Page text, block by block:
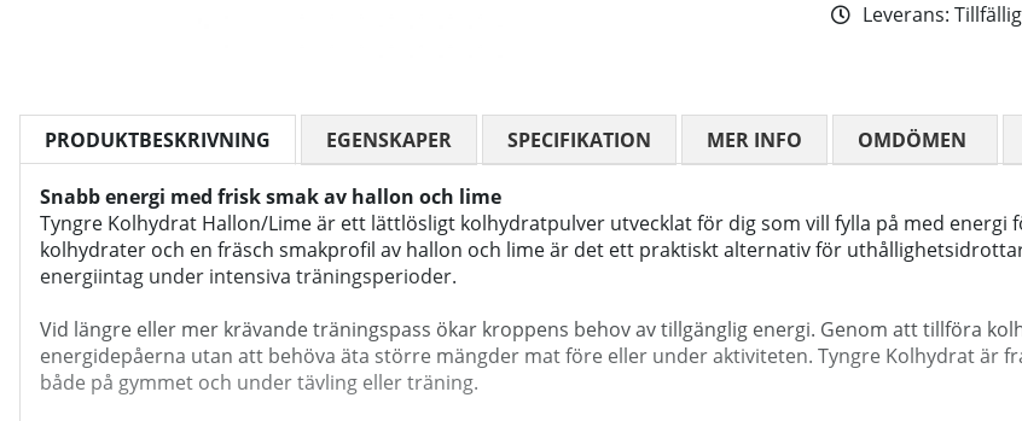
Leverans:
PRODUKTBESKRIVNING
Snabb energi med frisk smak av hallon och lime
Tyngre Kolhydrat Hallon/Lime är ett lättlösligt kolhydratpulver utvecklat för dig som vill fylla på med
kolhydrater och en fräsch smakprofil av hallon och lime är det ett praktiskt alternativ för
energiintag under intensiva träningsperioder.
Vid längre eller mer krävande träningspass ökar kroppens behov av tillgänglig energi. Genom att tillföra
energidepåerna utan att behöva äta större mängder mat före eller under aktiviteten. Tyngre Kolhydrat är
både på gymmet och under tävling eller träning.
EGENSKAPER SPECIFIKATION MER INFO OMDÖMEN